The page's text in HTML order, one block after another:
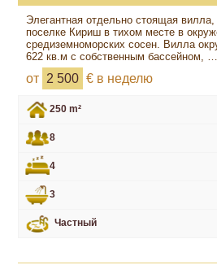
Элегантная отдельно стоящая
поселке Кириш в тихом месте в
средиземноморских сосен. Вилла
622 кв.м с собственным бассейном, …
от 2 500 € в неделю
250 m²
8
4
3
Частный